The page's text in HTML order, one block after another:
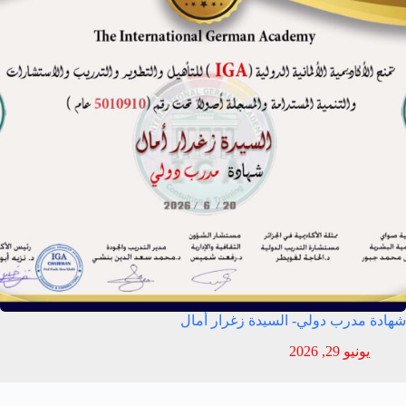
شهادة مدرب دولي- السيدة زغرار أمال
يونيو 29, 2026